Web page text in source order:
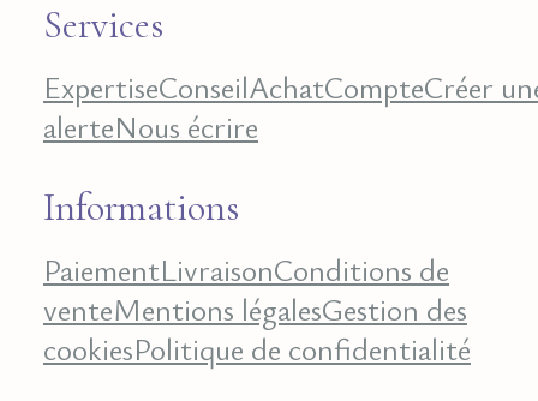
Services
ExpertiseConseilAchatCompteCréer
alerteNous écrire
Informations
PaiementLivraisonConditions de
venteMentions légalesGestion des
cookiesPolitique de confidentialité